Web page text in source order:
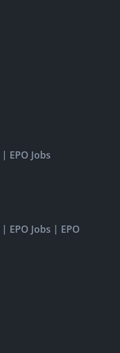
| EPO Jobs
| EPO Jobs | EPO